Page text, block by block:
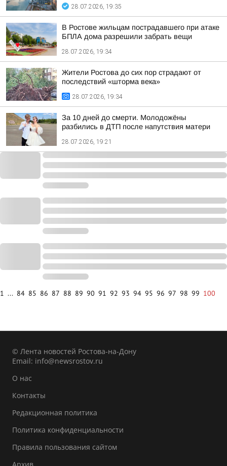
28.07.2026, 19:35
В Ростове жильцам пострадавшего при атаке
БПЛА дома разрешили забрать вещи
28.07.2026, 19:34
Жители Ростова до сих пор страдают от
последствий «шторма века»
28.07.2026, 19:34
За 10 дней до смерти. Молодожёны
разбились в ДТП после напутствия матери
28.07.2026, 19:21
1 ... 84 85 86 87 88 89 90 91 92 93 94 95 96 97 98 99 100
© Лента новостей Ростова-на-Дону
Email: info@newsrostov.ru
О нас
Контакты
Редакционная политика
Политика конфиденциальности
Правила пользования сайтом